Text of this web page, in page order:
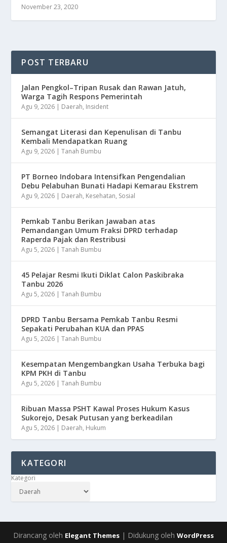
November 23, 2020
POST TERBARU
Jalan Pengkol–Tripan Rusak dan Rawan Jatuh,
Warga Tagih Respons Pemerintah
Agu 9, 2026 | Daerah, Insident
Semangat Literasi dan Kepenulisan di Tanbu
Kembali Mendapatkan Ruang
Agu 9, 2026 |Tanah Bumbu
​PT Borneo Indobara Intensifkan Pengendalian
Debu Pelabuhan Bunati Hadapi Kemarau Ekstrem
Agu 9, 2026 | Daerah, Kesehatan, Sosial
Pemkab Tanbu Berikan Jawaban atas
Pemandangan Umum Fraksi DPRD terhadap
Raperda Pajak dan Restribusi
Agu 5, 2026 |Tanah Bumbu
45 Pelajar Resmi Ikuti Diklat Calon Paskibraka
Tanbu 2026
Agu 5, 2026 |Tanah Bumbu
DPRD Tanbu Bersama Pemkab Tanbu Resmi
Sepakati Perubahan KUA dan PPAS
Agu 5, 2026 |Tanah Bumbu
Kesempatan Mengembangkan Usaha Terbuka bagi
KPM PKH di Tanbu
Agu 5, 2026 |Tanah Bumbu
Ribuan Massa PSHT Kawal Proses Hukum Kasus
Sukorejo, Desak Putusan yang berkeadilan
Agu 5, 2026 | Daerah, Hukum
KATEGORI
Kategori
Dirancang oleh Elegant Themes | Didukung oleh WordPress